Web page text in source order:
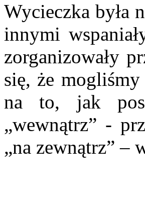
Wycieczka była
innymi
zorganizowały
się, że
na to, jak
„wewnątrz” -
„na zewnątrz” –